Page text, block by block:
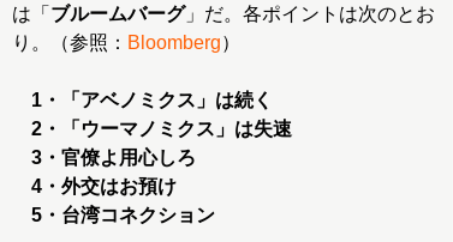
は「 ブルームバーグ」だ。各ポイントは次のとお
り。（参照： Bloomberg）
1・「アベノミクス」は続く
2・「ウーマノミクス」は失速
3・官僚よ用心しろ
4・外交はお預け
5・台湾コネクション